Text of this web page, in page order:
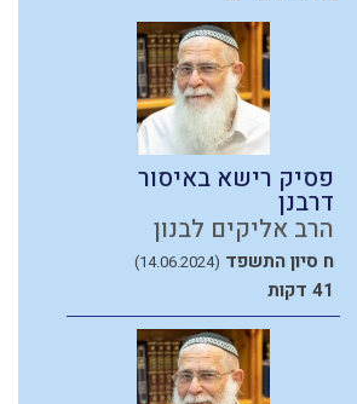
פסיק רישא באיסור
דרבנן
הרב אליקים לבנון
ח סיון התשפד (14.06.2024)
41 דקות